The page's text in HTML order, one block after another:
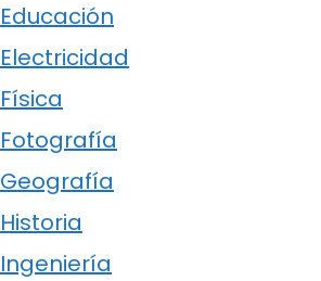
Educación
Electricidad
Física
Fotografía
Geografía
Historia
Ingeniería